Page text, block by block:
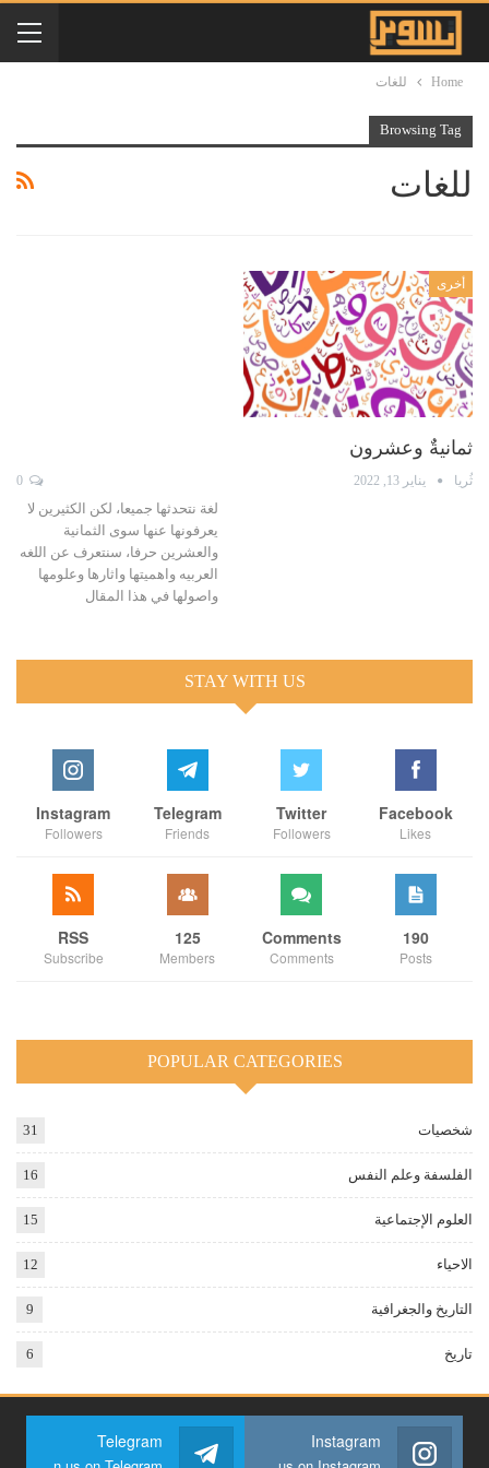
Home للغات
Browsing Tag
للغات
أخرى
ثمانيةٌ وعشرون
ثُريا يناير 13, 2022
لغة نتحدثها جميعا، لكن الكثيرين لا
يعرفونها عنها سوى الثمانية
والعشرين حرفا، سنتعرف عن اللغه
العربيه واهميتها واثارها وعلومها
واصولها في هذا المقال
STAY WITH US
Facebook
Likes
Twitter
Followers
Telegram
Friends
Instagram
Followers
190
Posts
Comments
Comments
125
Members
RSS
Subscribe
POPULAR CATEGORIES
شخصيات 31
الفلسفة وعلم النفس 16
العلوم الإجتماعية 15
الاحياء 12
التاريخ والجغرافية 9
تاريخ 6
Instagram
Telegram